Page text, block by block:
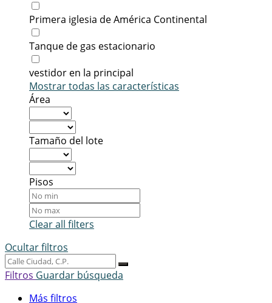
Primera iglesia de América Continental
Tanque de gas estacionario
vestidor en la principal
Mostrar todas las características
Área
Tamaño del lote
Pisos
Clear all filters
Ocultar filtros
Filtros Guardar búsqueda
Más filtros